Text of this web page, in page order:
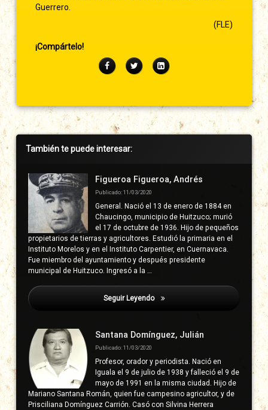
Guerrero.
(FLE)
¡Compártelo!
FacebookTwitterLinkedIn
Barra
derecha
También te puede interesar:
Figueroa Figueroa, Andrés
Publicado: 11/03/2020
General. Nació el 13 de enero de 1884 en
Chaucingo, municipio de Huitzuco; murió
el 17 de octubre de 1936. Hijo de pequeños
propietarios de tierras y agricultores. Estudió la primaria en el
Instituto Morelos y en el Instituto Carpentier, en Cuernavaca.
Fue miembro del ayuntamiento y después presidente
municipal de Huitzuco. Ingresó a la …
Seguir Leyendo Colegio Del Estado
Santana Domínguez, Julián
Publicado: 11/03/2020
Profesor, orador y periodista. Nació en
Iguala el 9 de julio de 1938 y falleció el 9 de
mayo de 1991 en la misma ciudad. Hijo de
Mariano Santana Román, quien fue campesino agricultor, y de
Prisciliana Domínguez Carrión. Casó con Silvina Herrera